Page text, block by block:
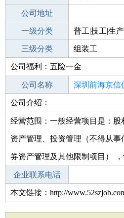
招聘结束时间
公司地址
一级分类 普工|技工|生
二级分类 普工/技工
三级分类 组装工
其他行业 不限
公司福利：五险一金
公司名称 深圳前海京信
公司类型
公司介绍：
经营范围：一般经营项目是：
资产管理、投资管理（不得从
券资产管理及其他限制项目） ，
企业联系电话
本文链接：http://